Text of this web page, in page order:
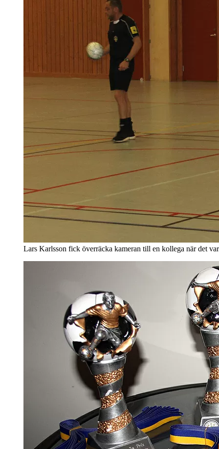
Lars Karlsson fick överräcka kameran till en kollega när det